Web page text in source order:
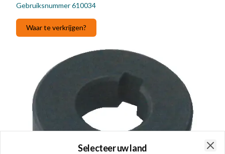
Gebruiksnummer610034
Waar te verkrijgen?
Selecteer uw land